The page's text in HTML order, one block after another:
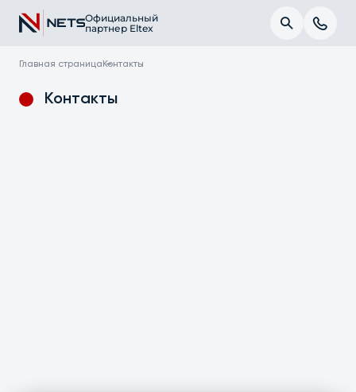
Официальный
партнер Eltex
Главная страница Контакты
Контакты